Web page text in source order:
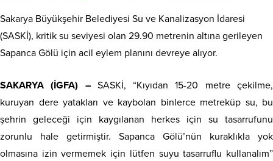
Sakarya Büyükşehir Belediyesi Su ve Kanalizasyon İdaresi
(SASKİ), kritik su seviyesi olan 29.90 metrenin altına gerileyen
Sapanca Gölü için acil eylem planını devreye alıyor.
SAKARYA (İGFA) – SASKİ, “Kıyıdan 15-20 metre çekilme,
kuruyan dere yatakları ve kaybolan binlerce metreküp su, bu
şehrin geleceği için kaygılanan herkes için su tasarrufunu
zorunlu hale getirmiştir. Sapanca Gölü’nün kuraklıkla yok
olmasına izin vermemek için lütfen suyu tasarruflu kullanalım”